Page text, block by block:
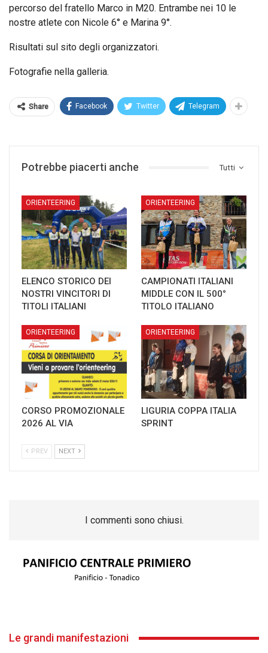
percorso del fratello Marco in M20. Entrambe nei 10 le
nostre atlete con Nicole 6° e Marina 9°.
Risultati sul sito degli organizzatori.
Fotografie nella galleria.
Share Facebook Twitter Telegram
Tutti
Potrebbe piacerti anche
ORIENTEERING
ELENCO STORICO DEI
NOSTRI VINCITORI DI
TITOLI ITALIANI
ORIENTEERING
CAMPIONATI ITALIANI
MIDDLE CON IL 500°
TITOLO ITALIANO
ORIENTEERING
CORSO PROMOZIONALE
2026 AL VIA
ORIENTEERING
LIGURIA COPPA ITALIA
SPRINT
PREV NEXT
I commenti sono chiusi.
Le grandi manifestazioni